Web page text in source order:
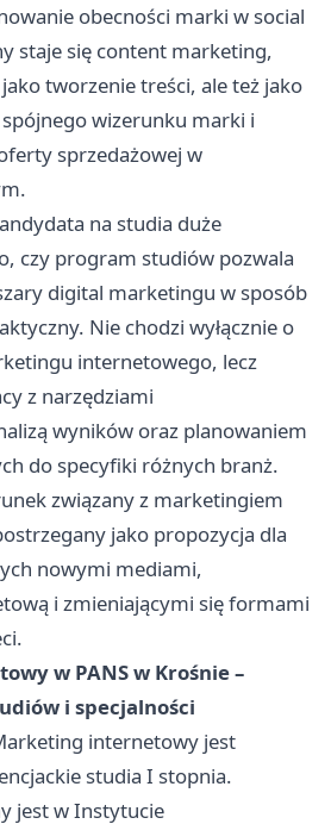
obecności marki w social
staje się content marketing,
tworzenie treści, ale też jako
wizerunku marki i
sprzedażowej w
na studia duże
czy program studiów pozwala
digital marketingu w sposób
Nie chodzi wyłącznie o
internetowego, lecz
z narzędziami
wyników oraz planowaniem
do specyfiki różnych branż.
związany z marketingiem
jako propozycja dla
nowymi mediami,
i zmieniającymi się formami
w PANS w Krośnie –
i specjalności
internetowy jest
studia I stopnia.
jest w Instytucie